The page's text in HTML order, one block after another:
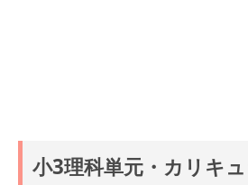
小3理科単元・カリキ